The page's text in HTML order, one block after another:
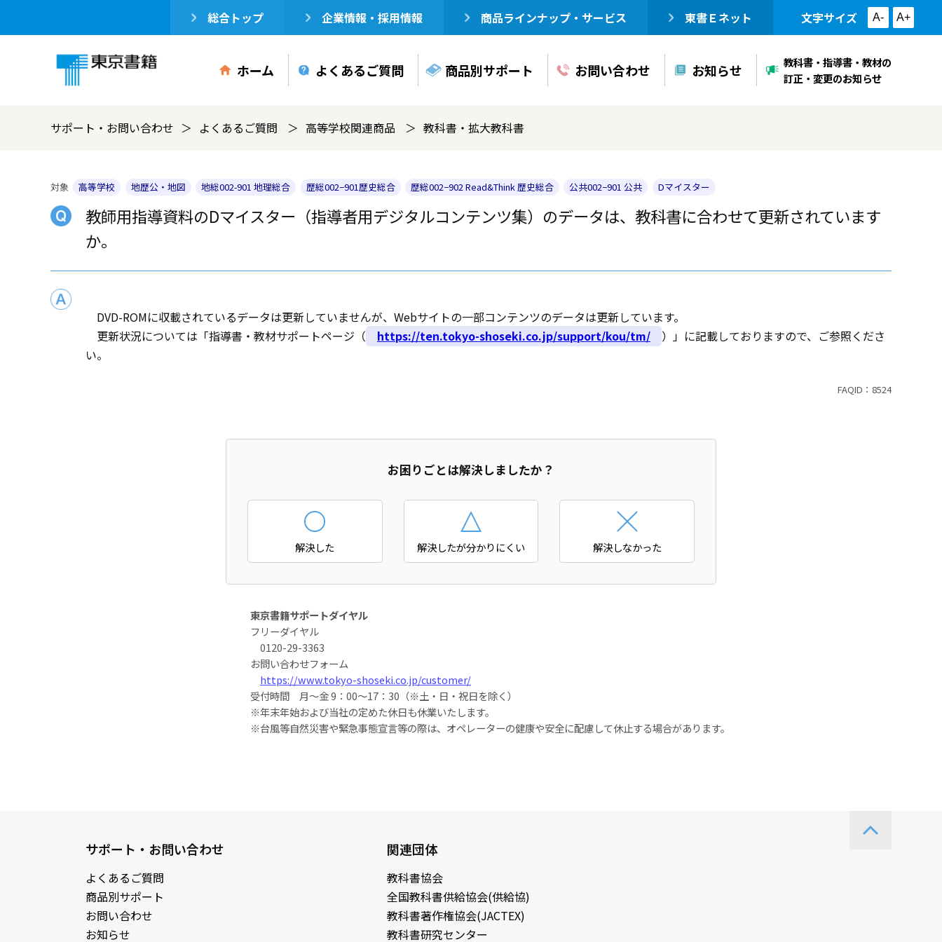
総合トップ 企業情報・採用情報 商品ラインナップ・サービス 東書Ｅネット 文字サイズ A- A+
ホーム よくあるご質問 商品別サポート お問い合わせ お知らせ
教科書・指導書・教材の
訂正・変更のお知らせ
サポート・お問い合わせ よくあるご質問 高等学校関連商品 教科書・拡大教科書
対象 高等学校 地歴公・地図 地総002-901 地理総合 歴総002−901歴史総合 歴総002−902 Read&Think 歴史総合 公共002−901 公共 Dマイスター
教師用指導資料のDマイスター（指導者用デジタルコンテンツ集）のデータは、教科書に合わせて更新されています
か。
DVD-ROMに収載されているデータは更新していませんが、Webサイトの一部コンテンツのデータは更新しています。
更新状況については「指導書・教材サポートページ（
https://ten.tokyo-shoseki.co.jp/support/kou/tm/
）」に記載しておりますので、ご参照くださ
い。
FAQID： 8524
お困りごとは解決しましたか？
解決した 解決したが分かりにくい 解決しなかった
東京書籍サポートダイヤル
フリーダイヤル
0120-29-3363
お問い合わせフォーム
https://www.tokyo-shoseki.co.jp/customer/
受付時間 月～金 9：00～17：30（※土・日・祝日を除く）
※年末年始および当社の定めた休日も休業いたします。
※台風等自然災害や緊急事態宣言等の際は、オペレーターの健康や安全に配慮して休止する場合があります。
サポート・お問い合わせ
よくあるご質問
商品別サポート
お問い合わせ
お知らせ
関連団体
教科書協会
全国教科書供給協会(供給協)
教科書著作権協会(JACTEX)
教科書研究センター